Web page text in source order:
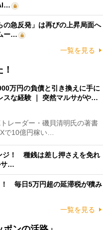
の急反発」は再びの上昇局面へ
ー…
一覧を見る
万円の負債と引き換えに手に
スな経験 ｜ 突然マルサがや…
レーダー・磯貝清明氏の著書
で10億円稼い…
ジ！ 種銭は差し押さえを免れ
サ…
！ 毎日5万円超の延滞税が積み
一覧を見る